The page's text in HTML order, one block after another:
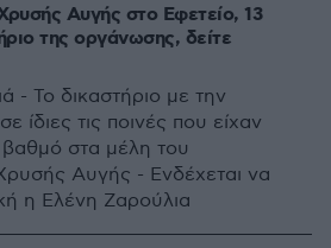
Αυγής στο Εφετείο, 13
της οργάνωσης, δείτε
- Το δικαστήριο με την
ίδιες τις ποινές που είχαν
στα μέλη του
Αυγής - Ενδέχεται να
η Ελένη Ζαρούλια